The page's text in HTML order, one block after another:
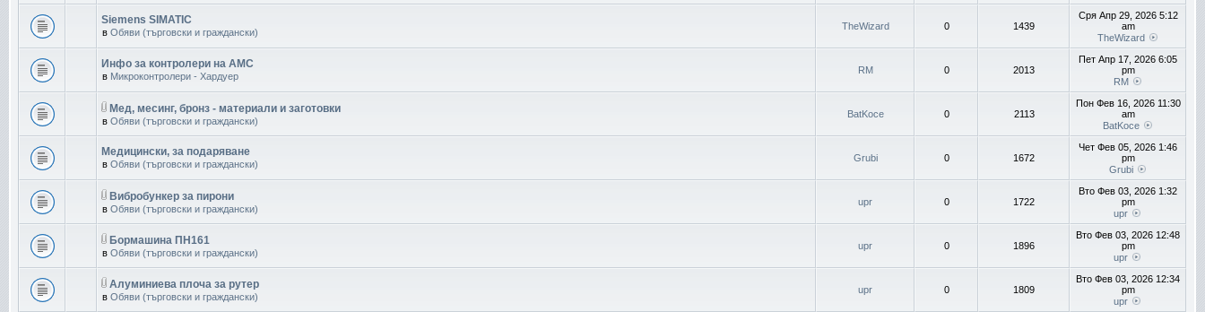
Siemens SIMATIC
в Обяви (търговски и граждански)
TheWizard 0 1439
Сря Апр 29, 2026 5:12
am
TheWizard
Инфо за контролери на AMC
в Микроконтролери - Хардуер
RM 0 2013
Пет Апр 17, 2026 6:05
pm
RM
Мед, месинг, бронз - материали и заготовки
в Обяви (търговски и граждански)
BatKoce 0 2113
Пон Фев 16, 2026 11:30
am
BatKoce
Медицински, за подаряване
в Обяви (търговски и граждански)
Grubi 0 1672
Чет Фев 05, 2026 1:46
pm
Grubi
Вибробункер за пирони
в Обяви (търговски и граждански)
upr 0 1722
Вто Фев 03, 2026 1:32
pm
upr
Бормашина ПН161
в Обяви (търговски и граждански)
upr 0 1896
Вто Фев 03, 2026 12:48
pm
upr
Aлуминиева плоча за рутер
в Обяви (търговски и граждански)
upr 0 1809
Вто Фев 03, 2026 12:34
pm
upr